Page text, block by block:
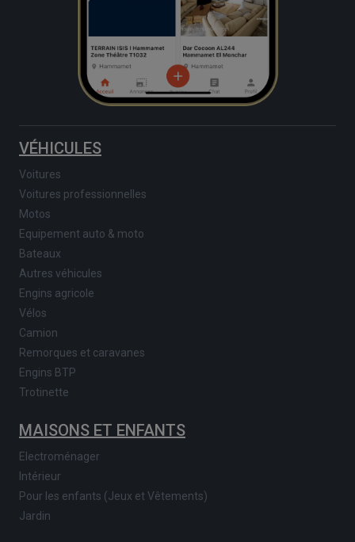
VÉHICULES
Voitures
Voitures professionnelles
Motos
Equipement auto & moto
Bateaux
Autres véhicules
Engins agricole
Vélos
Camion
Remorques et caravanes
Engins BTP
Trotinette
MAISONS ET ENFANTS
Electroménager
Intérieur
Pour les enfants (Jeux et Vêtements)
Jardin